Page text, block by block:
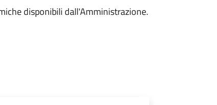
disponibili dall'Amministrazione.